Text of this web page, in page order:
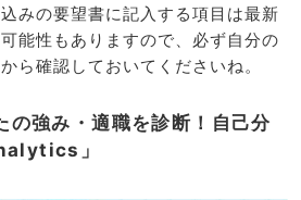
みの要望書に記入する項目は最新
能性もありますので、必ず自分の
ら確認しておいてくださいね。
の強み・適職を診断！自己分
」